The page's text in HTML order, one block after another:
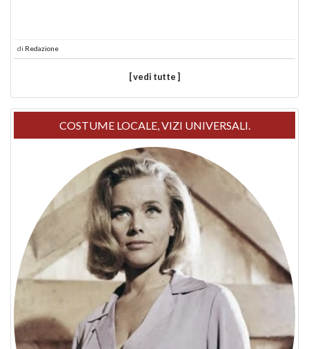
di Redazione
[ vedi tutte ]
COSTUME LOCALE, VIZI UNIVERSALI.